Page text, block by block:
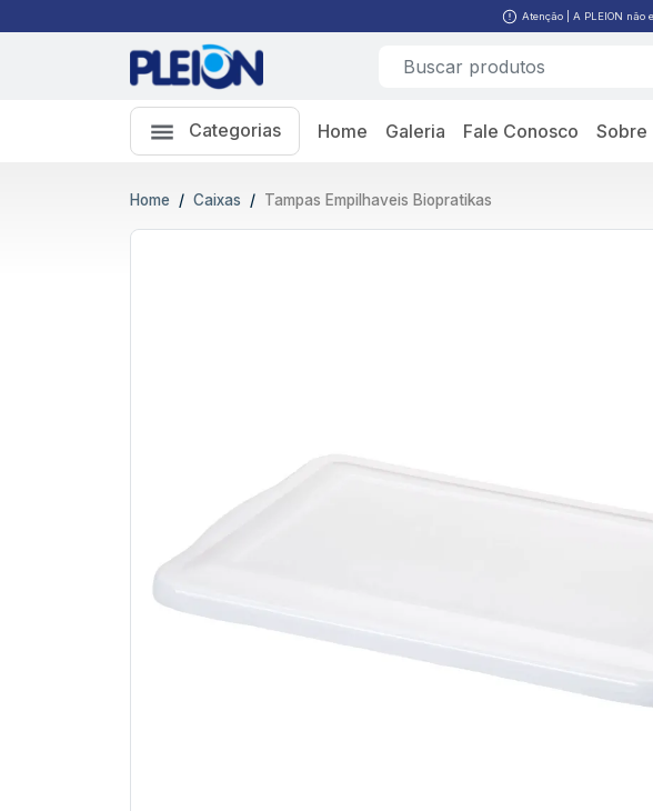
Atenção | A PLEION não
Categorias Home Galeria Fale Conosco Sobre
Home Caixas Tampas Empilhaveis Biopratikas